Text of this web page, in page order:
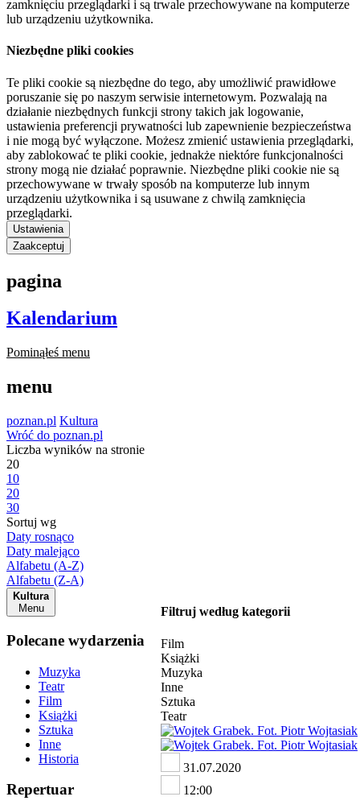
zamknięciu przeglądarki i są trwale przechowywane na komputerze
lub urządzeniu użytkownika.
Niezbędne pliki cookies
Te pliki cookie są niezbędne do tego, aby umożliwić prawidłowe
poruszanie się po naszym serwisie internetowym. Pozwalają na
działanie niezbędnych funkcji strony takich jak logowanie,
ustawienia preferencji prywatności lub zapewnienie bezpieczeństwa
i nie mogą być wyłączone. Możesz zmienić ustawienia przeglądarki,
aby zablokować te pliki cookie, jednakże niektóre funkcjonalności
strony mogą nie działać poprawnie. Niezbędne pliki cookie nie są
przechowywane w trwały sposób na komputerze lub innym
urządzeniu użytkownika i są usuwane z chwilą zamknięcia
przeglądarki.
Ustawienia
Zaakceptuj
pagina
Kalendarium
Pominąłeś menu
menu
poznan.pl Kultura
Wróć do poznan.pl
Liczba wyników na stronie
20
10
20
30
Sortuj wg
Daty rosnąco
Daty malejąco
Alfabetu (A-Z)
Alfabetu (Z-A)
Kultura
Menu
Polecane wydarzenia
Muzyka
Teatr
Film
Książki
Sztuka
Inne
Historia
Repertuar
Filtruj według kategorii
Film
Książki
Muzyka
Inne
Sztuka
Teatr
31.07.2020
12:00